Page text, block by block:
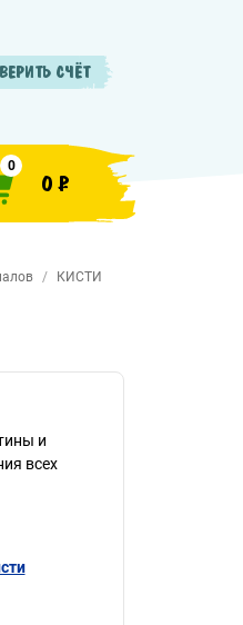
СЧЁТ
0
0 ₽
КИСТИ
и
всех